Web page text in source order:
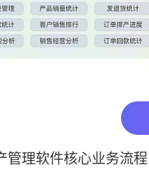
管理软件核心业务流程